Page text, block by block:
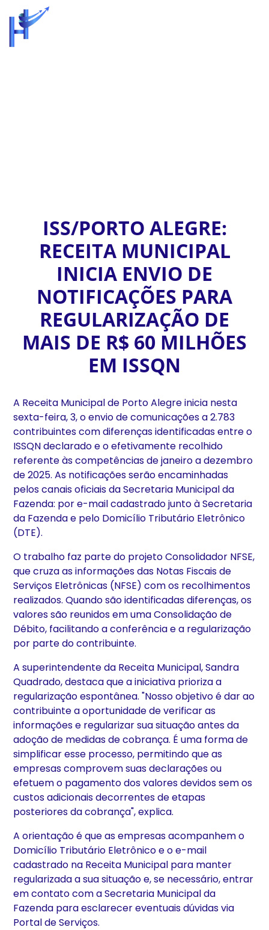
ISS/PORTO ALEGRE:
RECEITA MUNICIPAL
INICIA ENVIO DE
NOTIFICAÇÕES PARA
REGULARIZAÇÃO DE
MAIS DE R$ 60 MILHÕES
EM ISSQN
A Receita Municipal de Porto Alegre inicia nesta
sexta-feira, 3, o envio de comunicações a 2.783
contribuintes com diferenças identificadas entre o
ISSQN declarado e o efetivamente recolhido
referente às competências de janeiro a dezembro
de 2025. As notificações serão encaminhadas
pelos canais oficiais da Secretaria Municipal da
Fazenda: por e-mail cadastrado junto à Secretaria
da Fazenda e pelo Domicílio Tributário Eletrônico
(DTE).
O trabalho faz parte do projeto Consolidador NFSE,
que cruza as informações das Notas Fiscais de
Serviços Eletrônicas (NFSE) com os recolhimentos
realizados. Quando são identificadas diferenças, os
valores são reunidos em uma Consolidação de
Débito, facilitando a conferência e a regularização
por parte do contribuinte.
A superintendente da Receita Municipal, Sandra
Quadrado, destaca que a iniciativa prioriza a
regularização espontânea. "Nosso objetivo é dar ao
contribuinte a oportunidade de verificar as
informações e regularizar sua situação antes da
adoção de medidas de cobrança. É uma forma de
simplificar esse processo, permitindo que as
empresas comprovem suas declarações ou
efetuem o pagamento dos valores devidos sem os
custos adicionais decorrentes de etapas
posteriores da cobrança", explica.
A orientação é que as empresas acompanhem o
Domicílio Tributário Eletrônico e o e-mail
cadastrado na Receita Municipal para manter
regularizada a sua situação e, se necessário, entrar
em contato com a Secretaria Municipal da
Fazenda para esclarecer eventuais dúvidas via
Portal de Serviços.